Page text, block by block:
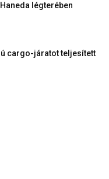
légterében
cargo-járatot teljesített